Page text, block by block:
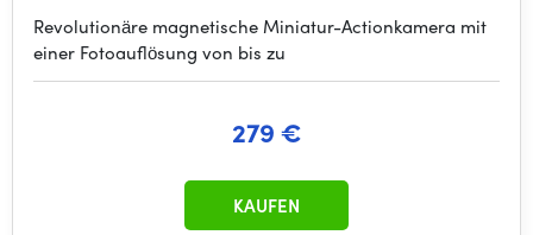
Revolutionäre magnetische Miniatur-Actionkamera mit
einer Fotoauflösung von bis zu
279 €
KAUFEN